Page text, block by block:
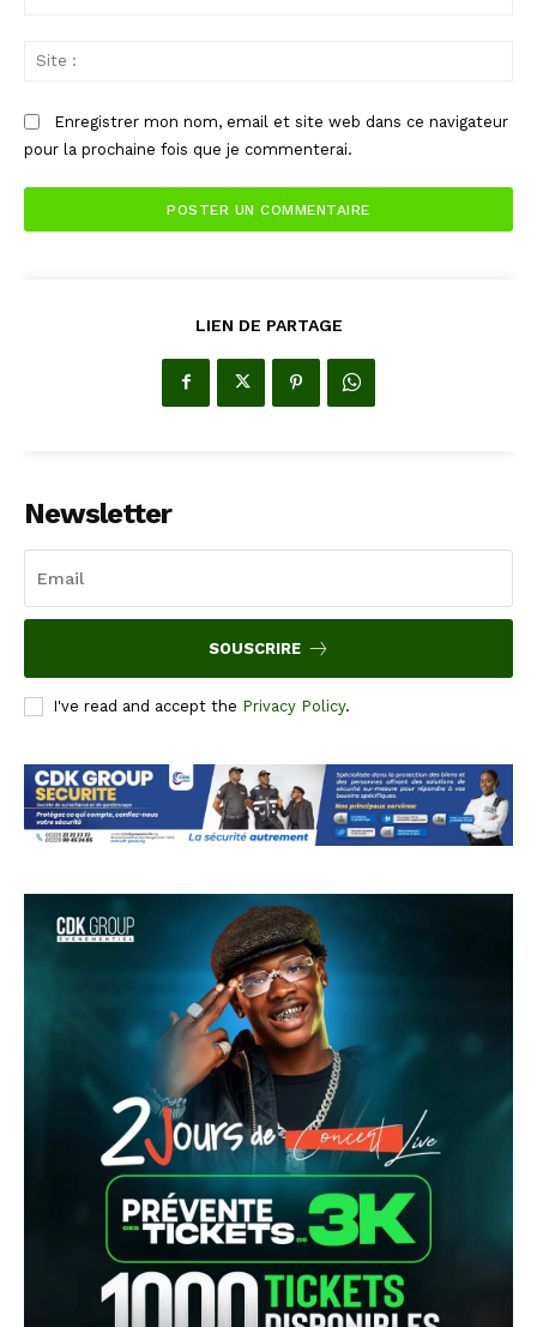
Enregistrer mon nom, email et site web dans ce navigateur
pour la prochaine fois que je commenterai.
LIEN DE PARTAGE
Newsletter
SOUSCRIRE
I've read and accept the Privacy Policy.